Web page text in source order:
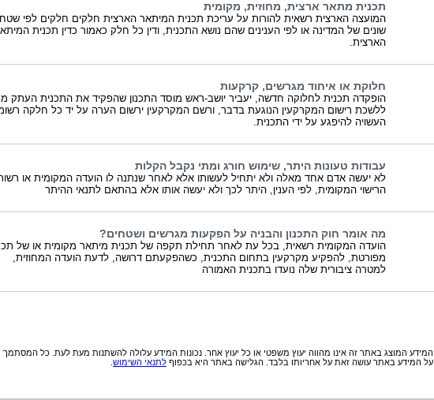
תכנית מתאר ארצית, מחוזית, מקומית
המועצה הארצית רשאית להורות על עריכת תכנית המיתאר הארצית חלקים חלקים לפי
שונים של המדינה או לפי הענינים שהם נושא התכנית, ודין כל חלק כאמור כדין תכנית
הארצית.
חלוקת או איחוד מגרשים, קרקעות
הופקדה תכנית לחלוקה חדשה, יעביר יושב-ראש מוסד התכנון שהפקיד את התכנית העתק
ללשכת רישום המקרקעין הנוגעת בדבר, ורשם המקרקעין ירשום הערה על יד כל חלקה
העשויה להיפגע על ידי התכנית.
עבודות טעונות היתר, שימוש חורג ומתי נקבל הקלות
לא יעשה אדם אחד מאלה ולא יתחיל לעשותו אלא לאחר שנתנה לו הועדה המקומית או
הרישוי המקומית, לפי הענין, היתר לכך ולא יעשה אותו אלא בהתאם לתנאי ההיתר
מה אומר חוק התכנון והבניה על הפקעות מגרשים ושטחים?
הועדה המקומית רשאית, בכל עת לאחר תחילת תקפה של תכנית מיתאר מקומית או של
מפורטת, להפקיע מקרקעין בתחום התכנית, כשהפקעתם דרושה, לדעת הועדה המחוזית,
למטרה ציבורית שלה נועדו בתכנית האמורה
המידע המוצג באתר זה אינו מהווה יעוץ משפטי או כל יעוץ אחר. נכונות המידע עלולה להשתנות מעת לעת. כל המסתמך
על המידע באתר עושה זאת על אחריותו בלבד. הגלישה באתר היא בכפוף לתנאי השימוש